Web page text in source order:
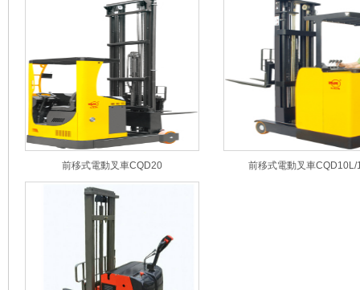
前移式電動叉車CQD20 前移式電動叉車CQD10L/